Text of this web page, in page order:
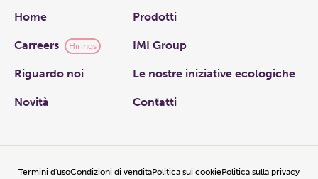
Links
Home Prodotti
Carreers Hirings IMI Group
Riguardo noi Le nostre iniziative ecologiche
Novità Contatti
Termini d'usoCondizioni di venditaPolitica sui cookiePolitica sulla privacy